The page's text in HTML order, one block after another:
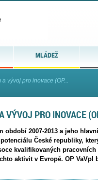
MLÁDEŽ
vývoj pro inovace (OP...
VÝVOJ PRO INOVACE
období 2007-2013 a jeho
České republiky,
kvalifikovaných
aktivit v Evropě. OP VaVpI